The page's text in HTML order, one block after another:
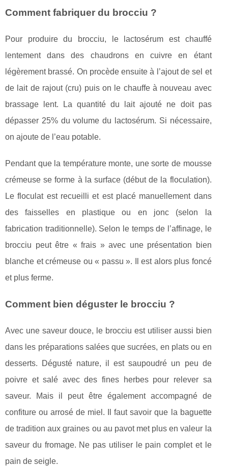
Comment fabriquer du brocciu ?
Pour produire du brocciu, le lactosérum est chauffé
lentement dans des chaudrons en cuivre en étant
légèrement brassé. On procède ensuite à l’ajout de sel et
de lait de rajout (cru) puis on le chauffe à nouveau avec
brassage lent. La quantité du lait ajouté ne doit pas
dépasser 25% du volume du lactosérum. Si nécessaire,
on ajoute de l’eau potable.
Pendant que la température monte, une sorte de mousse
crémeuse se forme à la surface (début de la floculation).
Le floculat est recueilli et est placé manuellement dans
des faisselles en plastique ou en jonc (selon la
fabrication traditionnelle). Selon le temps de l’affinage, le
brocciu peut être « frais » avec une présentation bien
blanche et crémeuse ou « passu ». Il est alors plus foncé
et plus ferme.
Comment bien déguster le brocciu ?
Avec une saveur douce, le brocciu est utiliser aussi bien
dans les préparations salées que sucrées, en plats ou en
desserts. Dégusté nature, il est saupoudré un peu de
poivre et salé avec des fines herbes pour relever sa
saveur. Mais il peut être également accompagné de
confiture ou arrosé de miel. Il faut savoir que la baguette
de tradition aux graines ou au pavot met plus en valeur la
saveur du fromage. Ne pas utiliser le pain complet et le
pain de seigle.